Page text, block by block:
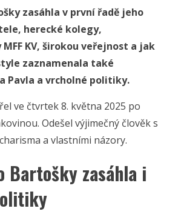
zasáhla v první řadě jeho
herecké kolegy,
KV, širokou veřejnost a jak
zaznamenala také
Pavla a vrcholné politiky.
ve čtvrtek 8. května 2025 po
Odešel výjimečný člověk s
a vlastními názory.
Bartošky zasáhla i